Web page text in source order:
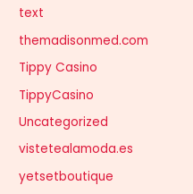
text
themadisonmed.com
Tippy Casino
TippyCasino
Uncategorized
vistetealamoda.es
yetsetboutique